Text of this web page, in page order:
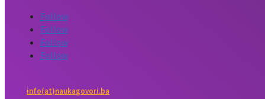
Follow
Follow
Follow
Follow
info(at)naukagovori.ba